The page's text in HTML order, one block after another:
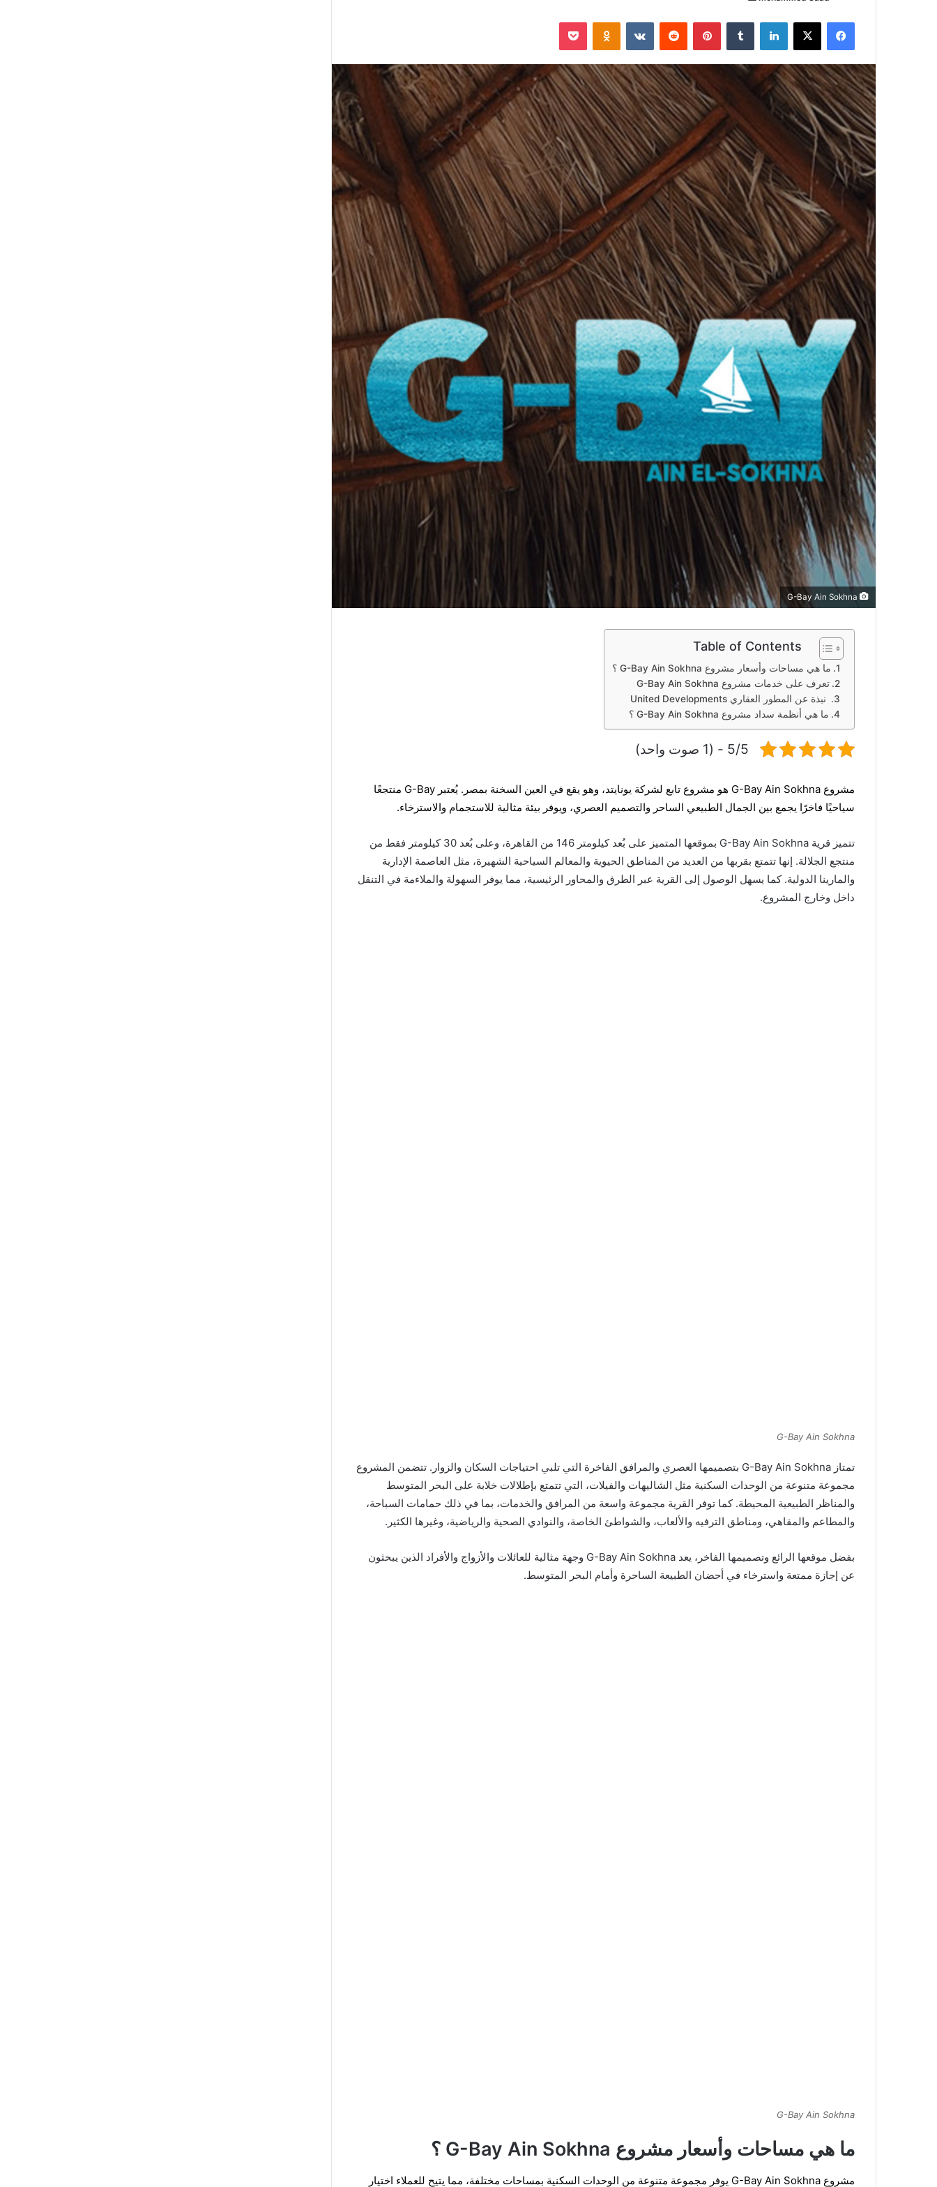
س
ل
ب
ا
إ
ل
ك
ت
ر
و
ن
ي
ا
فيسبوك لينكدإن بينتيريست
Table of Contents
ما هي مساحات وأسعار مشروع G-Bay Ain Sokhna ؟
تعرف على خدمات مشروع G-Bay Ain Sokhna
نبذة عن المطور العقاري United Developments
ما هي أنظمة سداد مشروع G-Bay Ain Sokhna ؟
5/5 - (1 صوت واحد)
مشروع G-Bay Ain Sokhna هو مشروع تابع لشركة يونايتد، وهو يقع في العين السخنة
بمصر. يُعتبر G-Bay منتجعًا
سياحيًا فاخرًا يجمع بين الجمال الطبيعي الساحر والتصميم العصري، ويوفر بيئة مثالية للاستجمام والاسترخاء.
تتميز قرية G-Bay Ain Sokhna بموقعها المتميز على بُعد كيلومتر 146 من القاهرة، وعلى بُعد 30 كيلومتر فقط من
منتجع الجلالة. إنها تتمتع بقربها من العديد من المناطق الحيوية والمعالم السياحية الشهيرة، مثل العاصمة الإدارية
والمارينا الدولية. كما يسهل الوصول إلى القرية عبر الطرق والمحاور الرئيسية، مما يوفر السهولة والملاءمة في التنقل
داخل وخارج المشروع.
G-Bay Ain Sokhna
تمتاز G-Bay Ain Sokhna بتصميمها العصري والمرافق الفاخرة التي تلبي احتياجات السكان والزوار. تتضمن المشروع
مجموعة متنوعة من الوحدات السكنية مثل الشاليهات والفيلات، التي تتمتع بإطلالات خلابة على البحر المتوسط
والمناظر الطبيعية المحيطة. كما توفر القرية مجموعة واسعة من المرافق والخدمات، بما في ذلك حمامات السباحة،
والمطاعم والمقاهي، ومناطق الترفيه والألعاب، والشواطئ الخاصة، والنوادي الصحية والرياضية، وغيرها الكثير.
بفضل موقعها الرائع وتصميمها الفاخر، يعد G-Bay Ain Sokhna وجهة مثالية للعائلات والأزواج والأفراد الذين يبحثون
عن إجازة ممتعة واسترخاء في أحضان الطبيعة الساحرة وأمام البحر المتوسط.
G-Bay Ain Sokhna
ما هي مساحات وأسعار مشروع G-Bay Ain Sokhna ؟
مشروع G-Bay Ain Sokhna يوفر مجموعة متنوعة من الوحدات السكنية بمساحات مختلفة، مما يتيح للعملاء اختيار